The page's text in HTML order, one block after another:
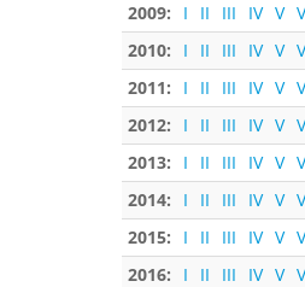
2009:
I II III IV V
2010:
I II III IV V
2011:
I II III IV V
2012:
I II III IV V
2013:
I II III IV V
2014:
I II III IV V
2015:
I II III IV V
2016:
I II III IV V